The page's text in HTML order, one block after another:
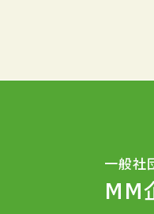
一般社
MM